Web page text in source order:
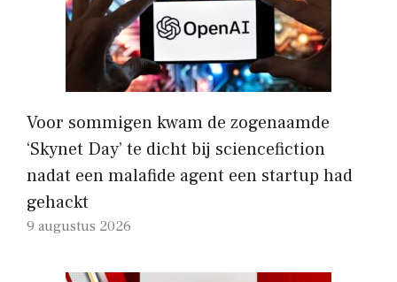
Voor sommigen kwam de zogenaamde
‘Skynet Day’ te dicht bij sciencefiction
nadat een malafide agent een startup had
gehackt
9 augustus 2026